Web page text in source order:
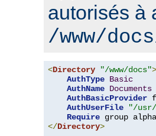
autorisés à
/www/
<Directory "/www/docs">
AuthType Basic
AuthName Documents
AuthBasicProvider
AuthUserFile
"/usr/
Require
</Directory>